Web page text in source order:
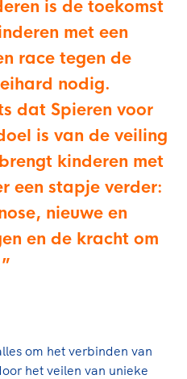
is de toekomst
met een
race tegen de
nodig.
dat Spieren voor
is van de veiling
kinderen met
een stapje verder:
nieuwe en
en de kracht om
om het verbinden van
het veilen van unieke